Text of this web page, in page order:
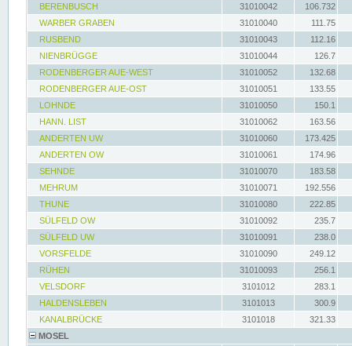
BERENBUSCH
31010042
106.732
WARBER GRABEN
31010040
111.75
RUSBEND
31010043
112.16
NIENBRÜGGE
31010044
126.7
RODENBERGER AUE-WEST
31010052
132.68
RODENBERGER AUE-OST
31010051
133.55
LOHNDE
31010050
150.1
HANN. LIST
31010062
163.56
ANDERTEN UW
31010060
173.425
ANDERTEN OW
31010061
174.96
SEHNDE
31010070
183.58
MEHRUM
31010071
192.556
THUNE
31010080
222.85
SÜLFELD OW
31010092
235.7
SÜLFELD UW
31010091
238.0
VORSFELDE
31010090
249.12
RÜHEN
31010093
256.1
VELSDORF
3101012
283.1
HALDENSLEBEN
3101013
300.9
KANALBRÜCKE
3101018
321.33
MOSEL